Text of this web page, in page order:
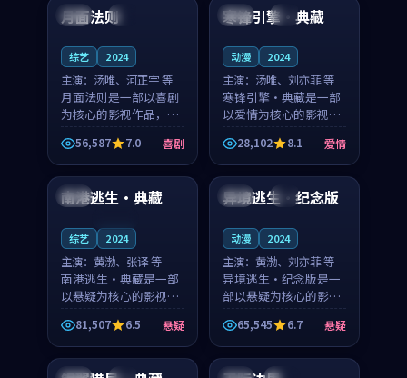
日本 4K
月面法则
综艺 2024
主演： 汤唯、河正宇 等
月面法则是一部以喜剧
为核心的影视作品，围
绕危机、反转与人物成
长展开，整体节奏紧
凑，值得推荐观看。
56,587 7.0 喜剧
英国 4K
寒锋引擎·典藏
动漫 2024
主演： 汤唯、刘亦菲 等
寒锋引擎·典藏是一部
以爱情为核心的影视作
品，围绕危机、反转与
人物成长展开，整体节
奏紧凑，值得推荐观
看。
28,102 8.1 爱情
英国
南港逃生·典藏
综艺 2024
主演： 黄渤、张译 等
南港逃生·典藏是一部
以悬疑为核心的影视作
品，围绕危机、反转与
人物成长展开，整体节
奏紧凑，值得推荐观
看。
81,507 6.5 悬疑
泰国 4K
异境逃生·纪念版
动漫 2024
主演： 黄渤、刘亦菲 等
异境逃生·纪念版是一
部以悬疑为核心的影视
作品，围绕危机、反转
与人物成长展开，整体
节奏紧凑，值得推荐观
看。
65,545 6.7 悬疑